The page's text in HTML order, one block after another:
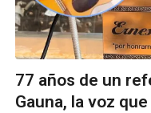
77 años de un
Gauna, la voz